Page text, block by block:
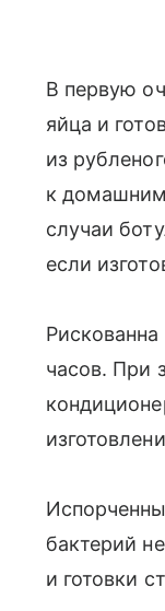
В первую
яйца и
из
к
случаи
если
часов. При
бактерий
и готовки